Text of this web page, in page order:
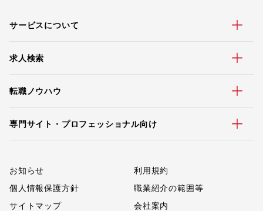
サービスについて
求人検索
転職ノウハウ
専門サイト・プロフェッショナル向け
お知らせ
利用規約
個人情報保護方針
職業紹介の範囲等
サイトマップ
会社案内